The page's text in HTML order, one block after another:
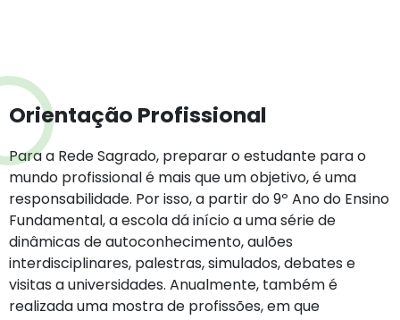
Orientação Profissional
Para a Rede Sagrado, preparar o estudante para o
mundo profissional é mais que um objetivo, é uma
responsabilidade. Por isso, a partir do 9º Ano do Ensino
Fundamental, a escola dá início a uma série de
dinâmicas de autoconhecimento, aulões
interdisciplinares, palestras, simulados, debates e
visitas a universidades. Anualmente, também é
realizada uma mostra de profissões, em que